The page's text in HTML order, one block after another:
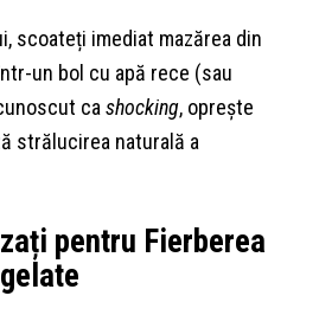
scoateți imediat mazărea din
un bol cu apă rece (sau
cashocking, oprește
strălucirea naturală a
pentru Fierberea